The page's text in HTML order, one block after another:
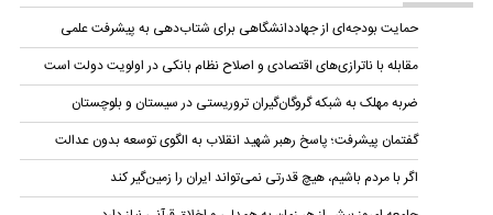
حمایت بودجه‌ای از جهاددانشگاهی برای شتاب‌دهی به پیشرفت علمی
مقابله با ناترازی‌های اقتصادی و اصلاح نظام بانکی در اولویت دولت است
ضربه مهلک به شبکه گروگان‌گیران تروریستی در سیستان و بلوچستان
گفتمان پیشرفت؛ پاسخ رهبر شهید انقلاب به الگوی توسعه بدون عدالت
اگر با مردم باشیم، هیچ قدرتی نمی‌تواند ایران را زمین‌گیر کند